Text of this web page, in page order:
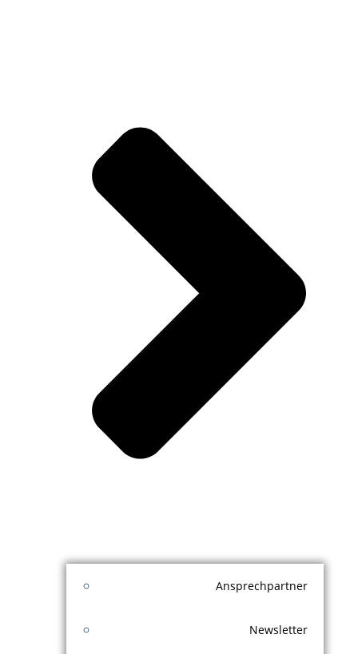
Ansprechpartner
Newsletter